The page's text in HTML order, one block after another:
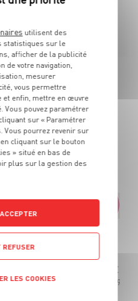
ÉPICIER
promotions tous les jours.
repas au meilleur prix !
7 €
99
utilisent des
statistiques sur le
afficher de la publicité
de votre navigation,
mesurer
vous permettre
et enfin, mettre en œuvre
Vous pouvez paramétrer
sur « Paramétrer
Vous pourrez revenir sur
cliquant sur le bouton
» situé en bas de
plus sur la gestion des
REFUSER
LES COOKIES